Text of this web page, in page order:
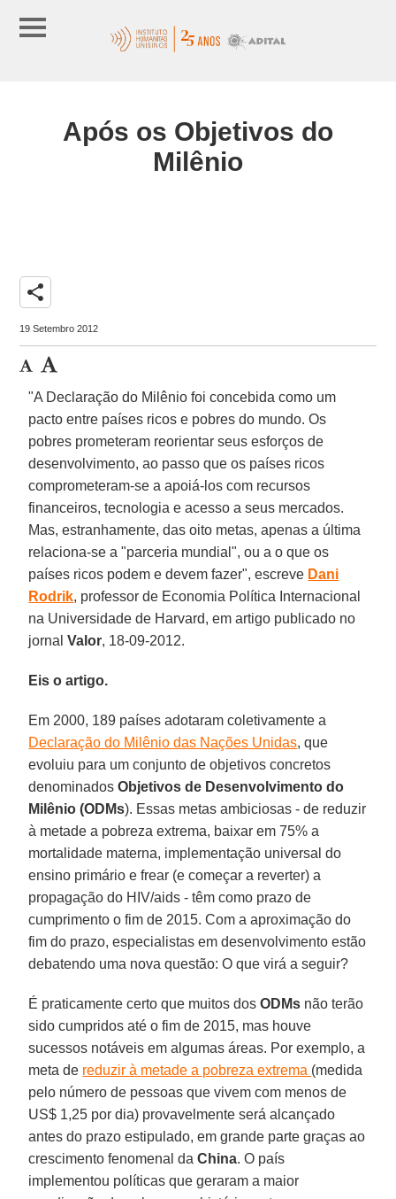
Após os Objetivos do
Milênio
share
19 Setembro 2012
"A Declaração do Milênio foi concebida como um
pacto entre países ricos e pobres do mundo. Os
pobres prometeram reorientar seus esforços de
desenvolvimento, ao passo que os países ricos
comprometeram-se a apoiá-los com recursos
financeiros, tecnologia e acesso a seus mercados.
Mas, estranhamente, das oito metas, apenas a última
relaciona-se a "parceria mundial", ou a o que os
países ricos podem e devem fazer", escreve Dani
Rodrik, professor de Economia Política Internacional
na Universidade de Harvard, em artigo publicado no
jornalValor, 18-09-2012.
Eis o artigo.
Em 2000, 189 países adotaram coletivamente a
Declaração do Milênio das Nações Unidas, que
evoluiu para um conjunto de objetivos concretos
denominadosObjetivos de Desenvolvimento do
Milênio (ODMs). Essas metas ambiciosas - de reduzir
à metade a pobreza extrema, baixar em 75% a
mortalidade materna, implementação universal do
ensino primário e frear (e começar a reverter) a
propagação do HIV/aids - têm como prazo de
cumprimento o fim de 2015. Com a aproximação do
fim do prazo, especialistas em desenvolvimento estão
debatendo uma nova questão: O que virá a seguir?
É praticamente certo que muitos dosODMs não terão
sido cumpridos até o fim de 2015, mas houve
sucessos notáveis em algumas áreas. Por exemplo, a
meta de reduzir à metade a pobreza extrema (medida
pelo número de pessoas que vivem com menos de
US$ 1,25 por dia) provavelmente será alcançado
antes do prazo estipulado, em grande parte graças ao
crescimento fenomenal daChina. O país
implementou políticas que geraram a maior